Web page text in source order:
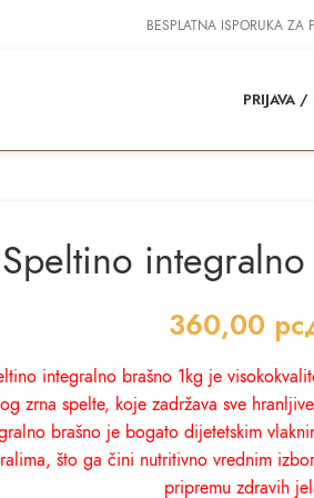
BESPLATNA ISPORUKA
PRIJAVA /
Speltino integralno
360,00
integralno brašno 1kg je
zrna spelte, koje zadržava sve
brašno je bogato dijetetskim
što ga čini nutritivno vrednim
pripremu zdravih